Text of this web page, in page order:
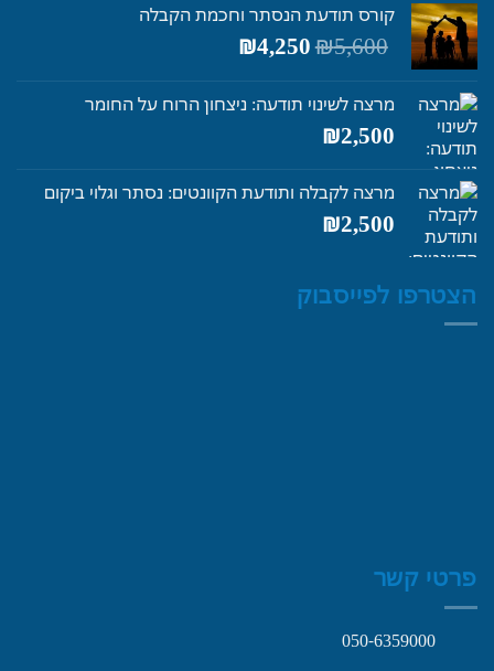
קורס תודעת הנסתר וחכמת הקבלה
₪5,600
המחיר
המקורי
₪5,600.
₪4,250
₪4,250.
מרצה לשינוי תודעה: ניצחון הרוח על החומר
₪2,500
מרצה לקבלה ותודעת הקוונטים: נסתר וגלוי ביקום
₪2,500
הצטרפו לפייסבוק
פרטי קשר
050-6359000